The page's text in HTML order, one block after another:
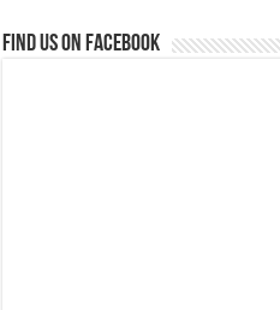
Find us on Facebook